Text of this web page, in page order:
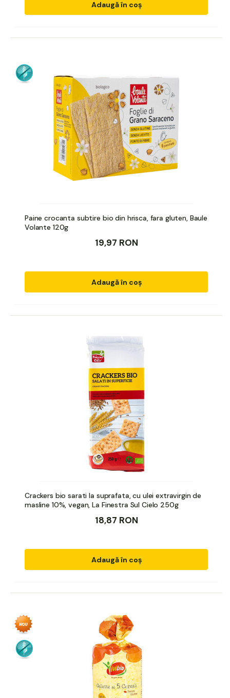
Adaugă în coș
Paine crocanta subtire bio din hrisca, fara gluten, Baule
Volante 120g
19,97 RON
Adaugă în coș
Crackers bio sarati la suprafata, cu ulei extravirgin de
masline 10%, vegan, La Finestra Sul Cielo 250g
18,87 RON
Adaugă în coș